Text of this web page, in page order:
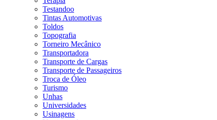
Testandoo
Tintas Automotivas
Toldos
Topografia
Torneiro Mecânico
Transportadora
Transporte de Cargas
Transporte de Passageiros
Troca de Óleo
Turismo
Unhas
Universidades
Usinagens